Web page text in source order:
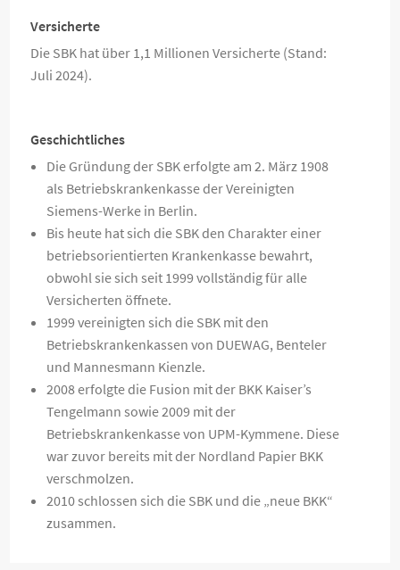
Versicherte
Die SBK hat über 1,1 Millionen Versicherte (Stand:
Juli 2024).
Geschichtliches
Die Gründung der SBK erfolgte am 2. März 1908
als Betriebskrankenkasse der Vereinigten
Siemens-Werke in Berlin.
Bis heute hat sich die SBK den Charakter einer
betriebsorientierten Krankenkasse bewahrt,
obwohl sie sich seit 1999 vollständig für alle
Versicherten öffnete.
1999 vereinigten sich die SBK mit den
Betriebskrankenkassen von DUEWAG, Benteler
und Mannesmann Kienzle.
2008 erfolgte die Fusion mit der BKK Kaiser’s
Tengelmann sowie 2009 mit der
Betriebskrankenkasse von UPM-Kymmene. Diese
war zuvor bereits mit der Nordland Papier BKK
verschmolzen.
2010 schlossen sich die SBK und die „neue BKK“
zusammen.